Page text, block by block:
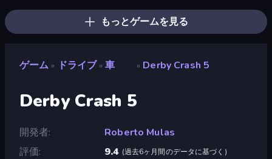
もっとゲームを見る
ゲーム » ドライブ » 車 » Derby Crash 5
Derby Crash 5
開発者
Roberto Mulas
評価
9.4 (過去6ヶ月間のデータに基づく )